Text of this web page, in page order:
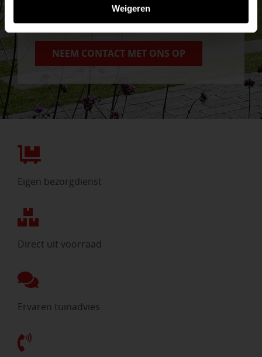
Weigeren
tuin en onze medewerkers adviseren je
graag!
NEEM CONTACT MET ONS OP
Eigen bezorgdienst
Direct uit voorraad
Ervaren tuinadvies